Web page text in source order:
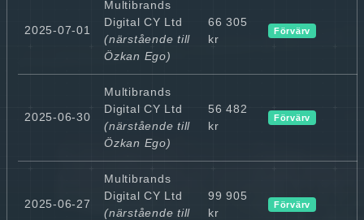
2025-07-01
Multibrands
Digital CY Ltd
(närstående till
Özkan Ego)
66 305
kr
Förvärv
2025-06-30
Multibrands
Digital CY Ltd
(närstående till
Özkan Ego)
56 482
kr
Förvärv
2025-06-27
Multibrands
Digital CY Ltd
(närstående till
99 905
kr
Förvärv